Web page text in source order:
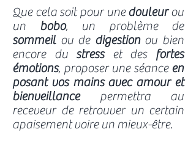
Que cela soit pour unedouleurou
un bobo, un problème de
sommeil ou de digestion ou bien
encore du stress et des fortes
émotions, proposer une séance en
posant vos mains avec amour et
bienveillancepermettra au
receveur de retrouver un certain
apaisement voire un mieux-être.